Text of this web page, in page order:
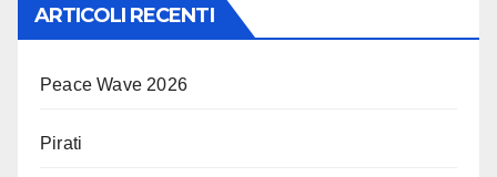
ARTICOLI RECENTI
Peace Wave 2026
Pirati